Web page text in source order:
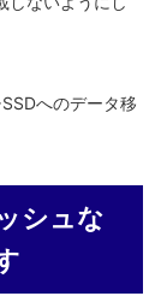
へのデータ移
シュな